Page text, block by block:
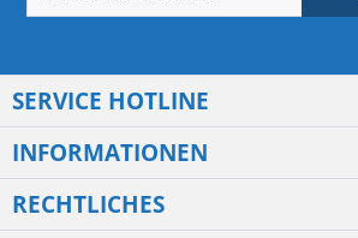
SERVICE HOTLINE
INFORMATIONEN
RECHTLICHES